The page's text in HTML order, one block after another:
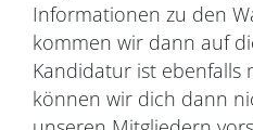
Informationen zu den
kommen wir dann auf
Kandidatur ist ebenfalls
können wir dich dann